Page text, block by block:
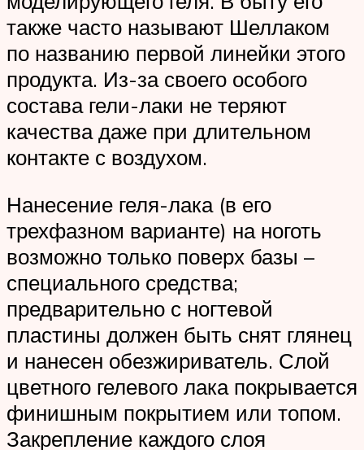
также часто называют Шеллаком
по названию первой линейки этого
продукта. Из-за своего особого
состава гели-лаки не теряют
качества даже при длительном
контакте с воздухом.
Нанесение геля-лака (в его
трехфазном варианте) на ноготь
возможно только поверх базы –
специального средства;
предварительно с ногтевой
пластины должен быть снят глянец
и нанесен обезжириватель. Слой
цветного гелевого лака покрывается
финишным покрытием или топом.
Закрепление каждого слоя